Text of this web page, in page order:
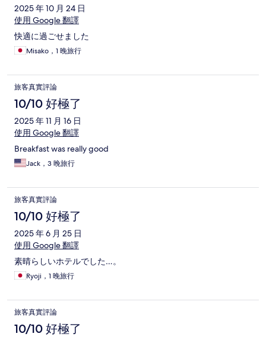
2025 年 10 月 24 日
使用 Google 翻譯
快適に過ごせました
Misako，1 晚旅行
旅客真實評論
10/10 好極了
2025 年 11 月 16 日
使用 Google 翻譯
Breakfast was really good
Jack，3 晚旅行
旅客真實評論
10/10 好極了
2025 年 6 月 25 日
使用 Google 翻譯
素晴らしいホテルでした…。
Ryoji，1 晚旅行
旅客真實評論
10/10 好極了